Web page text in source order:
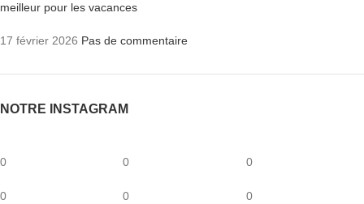
meilleur pour les vacances
17 février 2026 Pas de commentaire
NOTRE INSTAGRAM
0
0
0
0
0
0